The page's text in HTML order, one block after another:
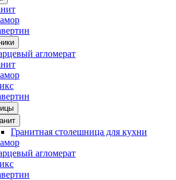
агломерат
Гранитная столешница для кухни
агломерат